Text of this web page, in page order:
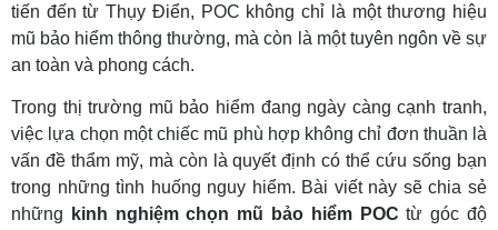
tiến đến từ Thụy Điển, POC không chỉ là một thương hiệu
mũ bảo hiểm thông thường, mà còn là một tuyên ngôn về sự
an toàn và phong cách.
Trong thị trường mũ bảo hiểm đang ngày càng cạnh tranh,
việc lựa chọn một chiếc mũ phù hợp không chỉ đơn thuần là
vấn đề thẩm mỹ, mà còn là quyết định có thể cứu sống bạn
trong những tình huống nguy hiểm. Bài viết này sẽ chia sẻ
những
kinh nghiệm chọn mũ bảo hiểm POC từ góc độ